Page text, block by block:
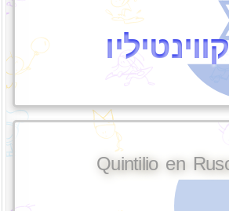
קווינטיליו
Quintilio en